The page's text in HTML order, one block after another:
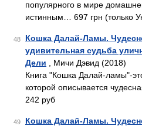
популярного в мире
истинным… 697 грн (только
48
Кошка Далай-Ламы.
удивительная судьба
Дели , Мичи Дэвид (2018)
Книга "Кошка Далай-ламы"-
которой описывается
242 руб
49
Кошка Далай-Ламы.